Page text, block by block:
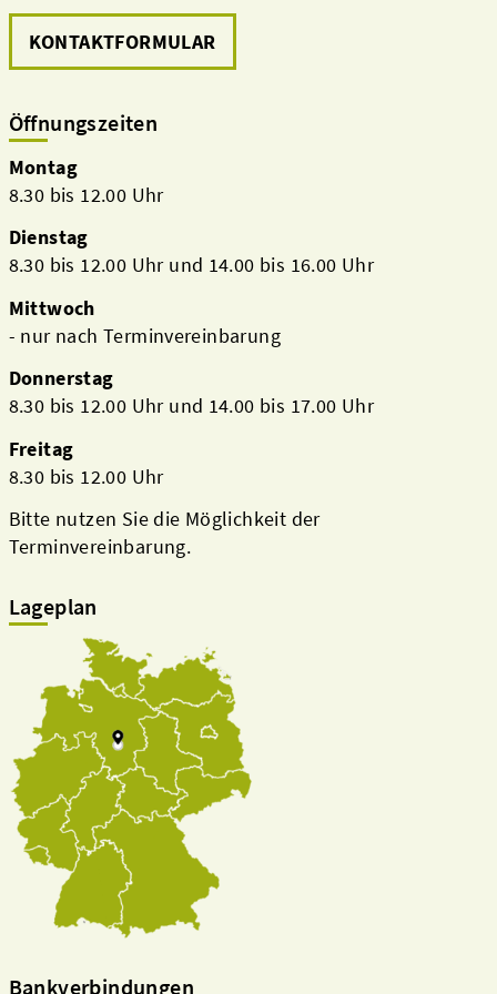
KONTAKTFORMULAR
Öffnungszeiten
Montag
8.30 bis 12.00 Uhr
Dienstag
8.30 bis 12.00 Uhr und 14.00 bis 16.00 Uhr
Mittwoch
- nur nach Terminvereinbarung
Donnerstag
8.30 bis 12.00 Uhr und 14.00 bis 17.00 Uhr
Freitag
8.30 bis 12.00 Uhr
Bitte nutzen Sie die Möglichkeit der
Terminvereinbarung.
Lageplan
Bankverbindungen